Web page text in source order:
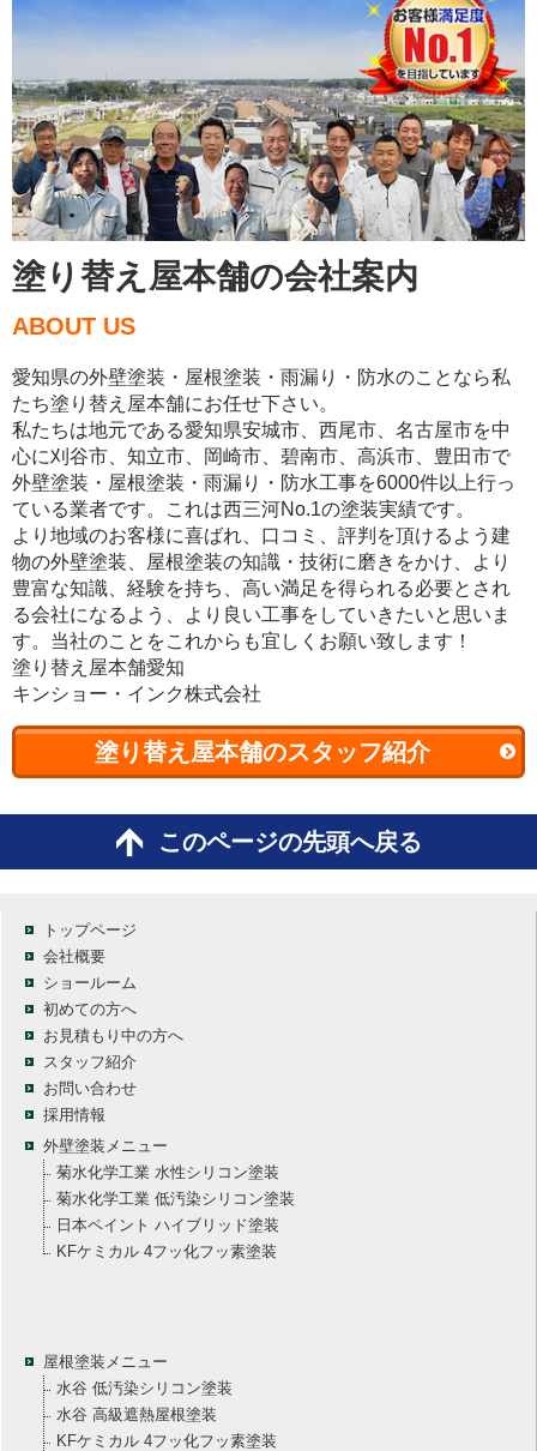
塗り替え屋本舗の会社案内
ABOUT US
愛知県の外壁塗装・屋根塗装・雨漏り・防水のことなら私
たち塗り替え屋本舗にお任せ下さい。
私たちは地元である愛知県安城市、西尾市、名古屋市を中
心に刈谷市、知立市、岡崎市、碧南市、高浜市、豊田市で
外壁塗装・屋根塗装・雨漏り・防水工事を6000件以上行っ
ている業者です。これは西三河No.1の塗装実績です。
より地域のお客様に喜ばれ、口コミ、評判を頂けるよう建
物の外壁塗装、屋根塗装の知識・技術に磨きをかけ、より
豊富な知識、経験を持ち、高い満足を得られる必要とされ
る会社になるよう、より良い工事をしていきたいと思いま
す。当社のことをこれからも宜しくお願い致します！
塗り替え屋本舗愛知
キンショー・インク株式会社
塗り替え屋本舗のスタッフ紹介
このページの先頭へ戻る
トップページ
会社概要
ショールーム
初めての方へ
お見積もり中の方へ
スタッフ紹介
お問い合わせ
採用情報
外壁塗装メニュー
菊水化学工業 水性シリコン塗装
菊水化学工業 低汚染シリコン塗装
日本ペイント ハイブリッド塗装
KFケミカル 4フッ化フッ素塗装
屋根塗装メニュー
水谷 低汚染シリコン塗装
水谷 高級遮熱屋根塗装
KFケミカル 4フッ化フッ素塗装